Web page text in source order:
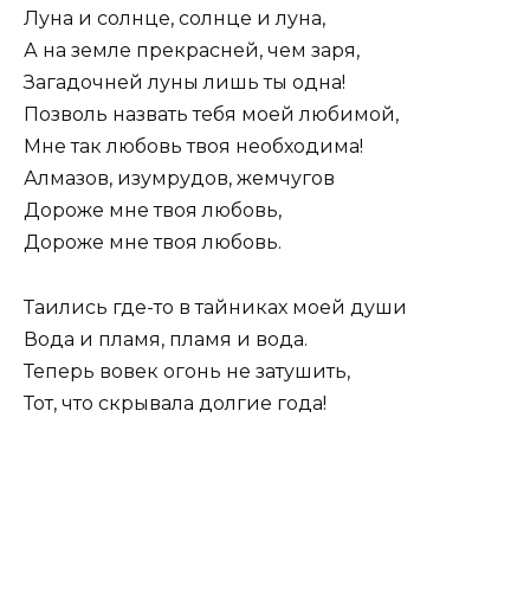
Луна и солнце, солнце и луна,
А на земле прекрасней, чем заря,
Загадочней луны лишь ты одна!
Позволь назвать тебя моей любимой,
Мне так любовь твоя необходима!
Алмазов, изумрудов, жемчугов
Дороже мне твоя любовь,
Дороже мне твоя любовь.
Таились где-то в тайниках моей души
Вода и пламя, пламя и вода.
Теперь вовек огонь не затушить,
Тот, что скрывала долгие года!